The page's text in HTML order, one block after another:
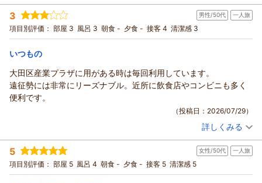
3 男性/50代 一人旅
項目別評価： 部屋 3 風呂 3 朝食 - 夕食 - 接客 4 清潔感 3
いつもの
大田区産業プラザに用がある時は毎回利用しています。
遠征勢には非常にリーズナブル。近所に飲食店やコンビニも多く
便利です。
（投稿日：2026/07/29）
投稿者： 玉ちゃんさん(男性/50代)
宿泊プラン： ☆シングル☆じゃらん ◎期間限定スペシャル価格◎
シングル 食事なし
宿泊価格帯： 7,001～8,000円(大人一人あたり/税込)
詳しくみる
5 女性/50代 一人旅
項目別評価： 部屋 5 風呂 4 朝食 - 夕食 - 接客 5 清潔感 5